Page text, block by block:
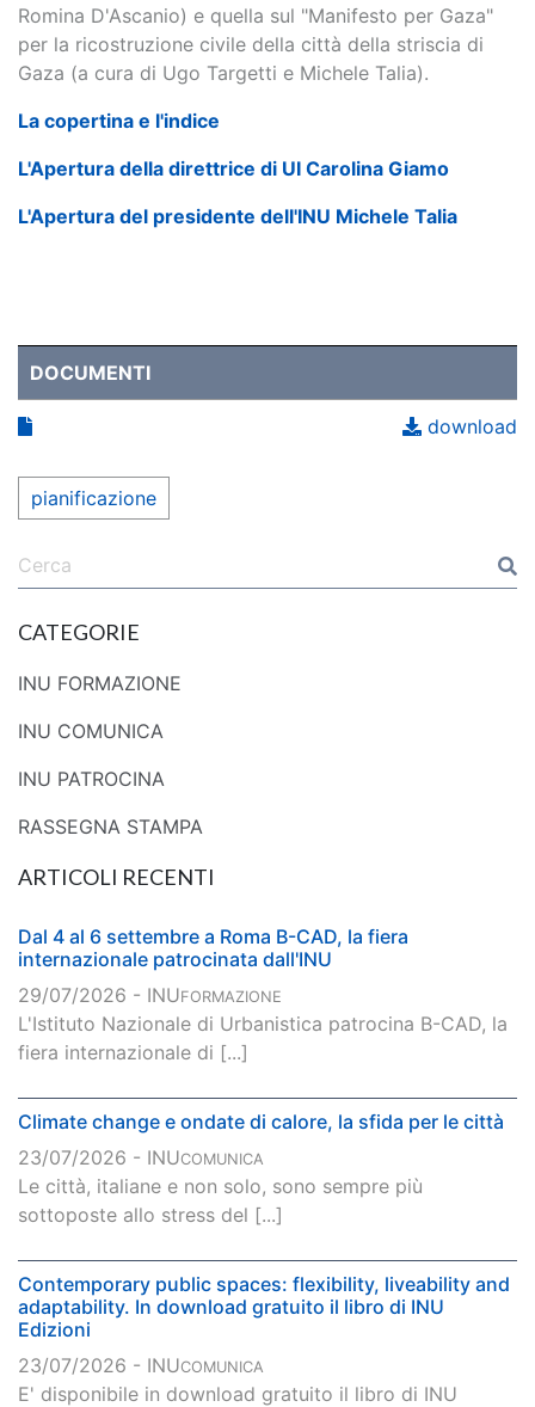
Romina D'Ascanio) e quella sul "Manifesto per Gaza"
per la ricostruzione civile della città della striscia di
Gaza (a cura di Ugo Targetti e Michele Talia).
La copertina e l'indice
L'Apertura della direttrice di UI Carolina Giamo
L'Apertura del presidente dell'INU Michele Talia
DOCUMENTI
download
pianificazione
CATEGORIE
INU FORMAZIONE
INU COMUNICA
INU PATROCINA
RASSEGNA STAMPA
ARTICOLI RECENTI
Dal 4 al 6 settembre a Roma B-CAD, la fiera
internazionale patrocinata dall'INU
29/07/2026 - INUFORMAZIONE
L'Istituto Nazionale di Urbanistica patrocina B-CAD, la
fiera internazionale di [...]
Climate change e ondate di calore, la sfida per le città
23/07/2026 - INUCOMUNICA
Le città, italiane e non solo, sono sempre più
sottoposte allo stress del [...]
Contemporary public spaces: flexibility, liveability and
adaptability. In download gratuito il libro di INU
Edizioni
23/07/2026 - INUCOMUNICA
E' disponibile in download gratuito il libro di INU